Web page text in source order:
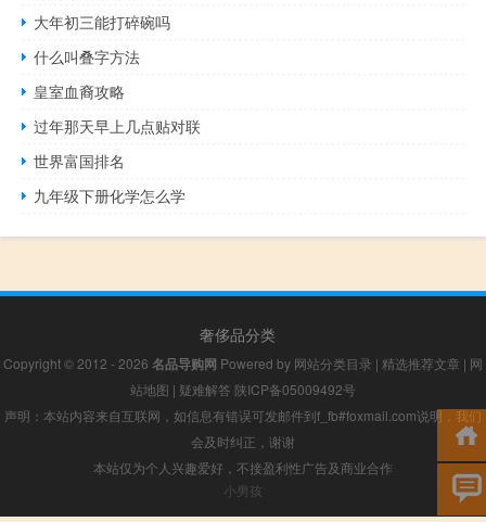
大年初三能打碎碗吗
什么叫叠字方法
皇室血裔攻略
过年那天早上几点贴对联
世界富国排名
九年级下册化学怎么学
奢侈品分类
Copyright © 2012 - 2026 名品导购网 Powered by 网站分类目录 | 精选推荐文章 | 网
站地图 | 疑难解答 陕ICP备05009492号
声明：本站内容来自互联网，如信息有错误可发邮件到f_fb#foxmail.com说明，我们
会及时纠正，谢谢
本站仅为个人兴趣爱好，不接盈利性广告及商业合作
小男孩